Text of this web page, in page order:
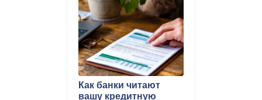
Как банки читают
вашу кредитную